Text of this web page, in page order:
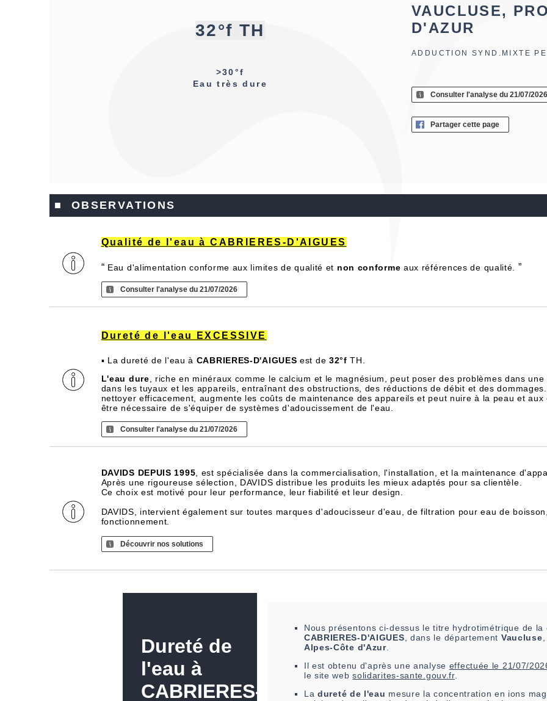
32°f TH
>30°f
Eau très dure
VAUCLUSE,
D'AZUR
ADDUCTION SYND.MIXTE
Consulter l'analyse du 21/07/2026
Partager cette page
■ OBSERVATIONS
Qualité de l'eau à CABRIERES-D'AIGUES
“ Eau d'alimentation conforme aux limites de qualité et non conforme aux références de qualité. ”
Consulter l'analyse du 21/07/2026
Dureté de l'eau EXCESSIVE
▪ La dureté de l'eau à CABRIERES-D'AIGUES est de 32°f TH.
L'eau dure , riche en minéraux comme le calcium et le magnésium, peut poser des problèmes dans
dans les tuyaux et les appareils, entraînant des obstructions, des réductions de débit et des
nettoyer efficacement, augmente les coûts de maintenance des appareils et peut nuire à la peau et
être nécessaire de s'équiper de systèmes d'adoucissement de l'eau.
Consulter l'analyse du 21/07/2026
DAVIDS DEPUIS 1995 , est spécialisée dans la commercialisation, l'installation, et la maintenance
Après une rigoureuse sélection, DAVIDS distribue les produits les mieux adaptés pour sa clientèle.
Ce choix est motivé pour leur performance, leur fiabilité et leur design.
DAVIDS, intervient également sur toutes marques d'adoucisseur d'eau, de filtration pour eau de
fonctionnement.
Découvrir nos solutions
Dureté de
l'eau à
CABRIERES-
Nous présentons ci-dessus le titre hydrotimétrique de la
CABRIERES-D'AIGUES, dans le département Vaucluse
Alpes-Côte d'Azur.
Il est obtenu d'après une analyse effectuée le 21/07/
le site websolidarites-sante.gouv.fr.
La dureté de l'eau mesure la concentration en ions